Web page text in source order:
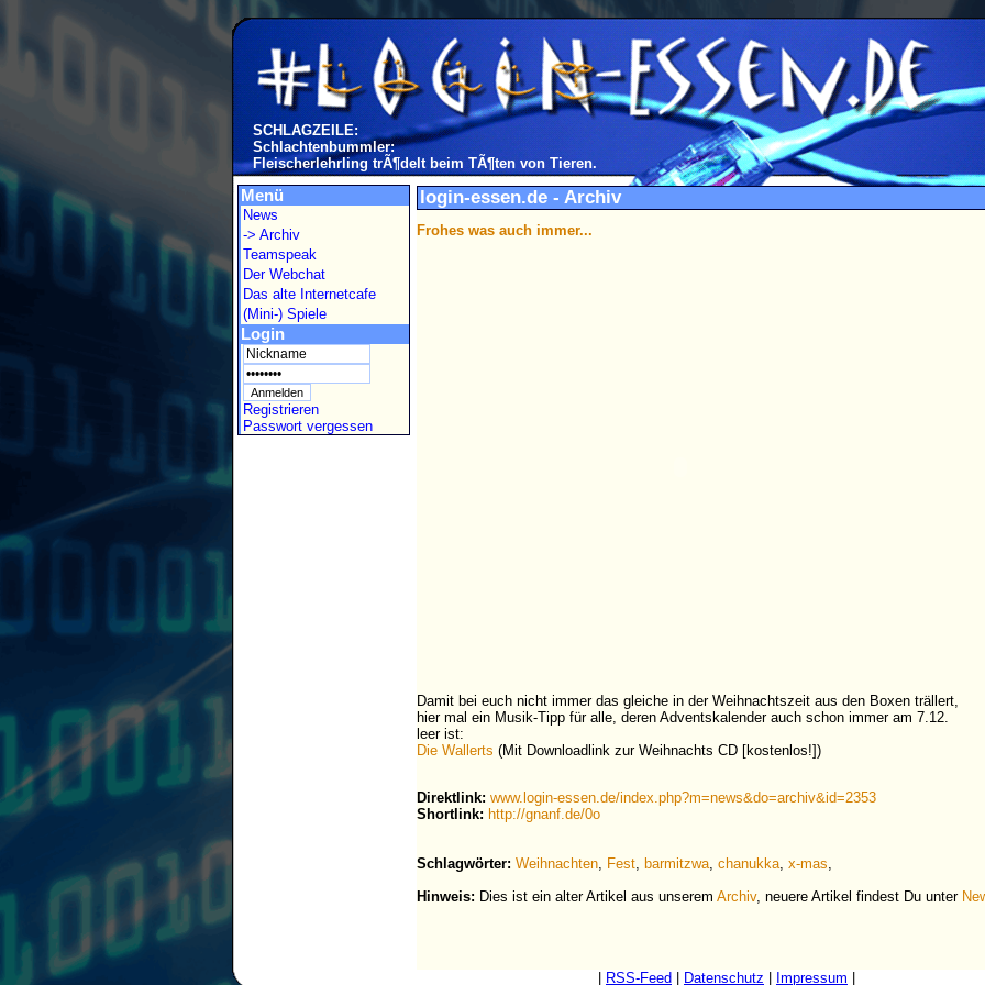
SCHLAGZEILE:
Schlachtenbummler:
Fleischerlehrling trÃ¶delt beim TÃ¶ten von Tieren.
Menü
News
-> Archiv
Teamspeak
Der Webchat
Das alte Internetcafe
(Mini-) Spiele
Login
Registrieren
Passwort vergessen
login-essen.de - Archiv
Frohes was auch immer...
Damit bei euch nicht immer das gleiche in der Weihnachtszeit aus den Boxen trällert,
hier mal ein Musik-Tipp für alle, deren Adventskalender auch schon immer am 7.12.
leer ist:
Die Wallerts (Mit Downloadlink zur Weihnachts CD [kostenlos!])
Direktlink: www.login-essen.de/index.php?m=news&do=archiv&id=2353
Shortlink: http://gnanf.de/0o
Schlagwörter: Weihnachten, Fest, barmitzwa, chanukka, x-mas,
Hinweis: Dies ist ein alter Artikel aus unserem Archiv, neuere Artikel findest Du unter
RSS-Feed Datenschutz Impressum